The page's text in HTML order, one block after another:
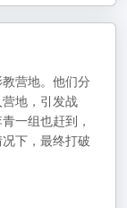
营地。他们分
地，引发战
一组也赶到，
下，最终打破